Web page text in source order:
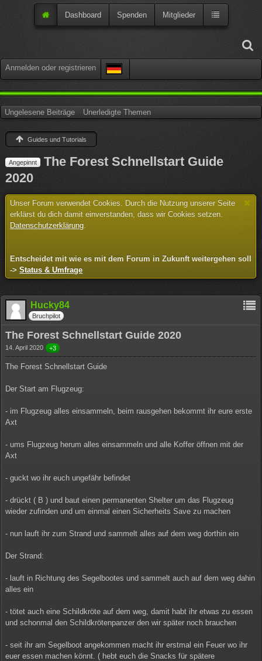
Anmelden oder registrieren
Dashboard Spenden Mitglieder
Ungelesene Beiträge Unerledigte Themen
Guides und Tutorials
Angepinnt
The Forest Schnellstart Guide
2020
Unser Forum verwendet Cookies. Durch die Nutzung unserer Seite
erklärst du dich damit einverstanden, dass wir Cookies setzen.
Datenschutzerklärung.
Entscheidet mit wie es mit dem Forum in Zukunft weitergehen soll
->Status & Umfrage
Hucky84
Bruchpilot
The Forest Schnellstart Guide 2020
14. April 2020 +3
The Forest Schnellstart Guide
Der Start am Flugzeug:
- im Flugzeug alles einsammeln, beim rausgehen bekommt ihr eure erste
Axt
- ums Flugzeug herum alles einsammeln und alle Koffer öffnen mit der
Axt
- guckt wo ihr euch ungefähr befindet
- drückt ( B ) und baut einen permanenten Shelter um das Flugzeug
wieder zufinden und um einmal einen Sicherheits Save zu machen
- nun lauft ihr zum Strand und sammelt alles auf dem weg dorthin ein
Der Strand:
- lauft in Richtung des Segelbootes und sammelt auch auf dem weg dahin
alles ein
- tötet auch eine Schildkröte auf dem weg, damit habt ihr etwas zu essen
und schonmal den Schildkrötenpanzer den wir später noch brauchen
- seit ihr am Segelboot angekommen macht ihr erstmal ein Feuer wo ihr
euer essen machen könnt. ( hebt euch die Snacks für spätere